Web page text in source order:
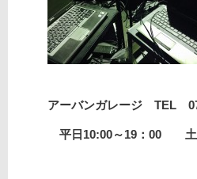
アーバンガレージ TEL
平日10:00～19：00